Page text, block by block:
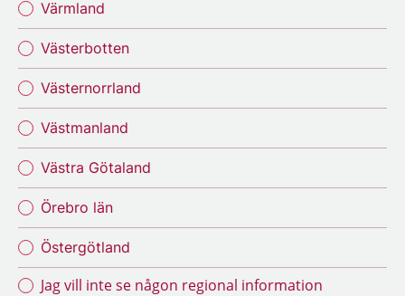
Värmland
Västerbotten
Västernorrland
Västmanland
Västra Götaland
Örebro län
Östergötland
Jag vill inte se någon regional information